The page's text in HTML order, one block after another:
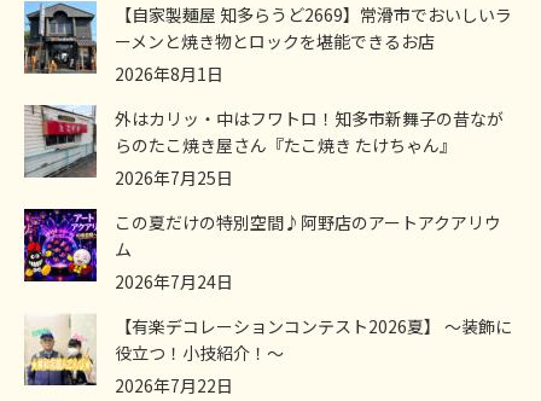
【自家製麺屋 知多らうど2669】常滑市でおいしいラ
ーメンと焼き物とロックを堪能できるお店
2026年8月1日
外はカリッ・中はフワトロ！知多市新舞子の昔なが
らのたこ焼き屋さん『たこ焼き たけちゃん』
2026年7月25日
この夏だけの特別空間♪阿野店のアートアクアリウ
ム
2026年7月24日
【有楽デコレーションコンテスト2026夏】 ～装飾に
役立つ！小技紹介！～
2026年7月22日